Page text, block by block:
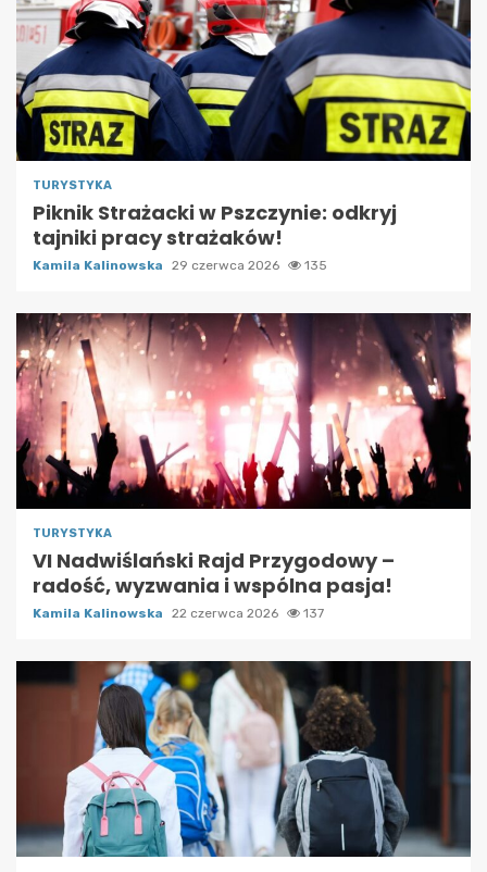
TURYSTYKA
Piknik Strażacki w Pszczynie: odkryj
tajniki pracy strażaków!
Kamila Kalinowska 29 czerwca 2026 135
TURYSTYKA
VI Nadwiślański Rajd Przygodowy –
radość, wyzwania i wspólna pasja!
Kamila Kalinowska 22 czerwca 2026 137